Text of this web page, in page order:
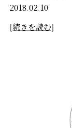
2018.02.10
[続きを読む]